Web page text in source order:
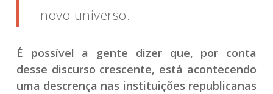
novo universo.
É possível a gente dizer que, por conta
desse discurso crescente, está acontecendo
uma descrença nas instituições republicanas